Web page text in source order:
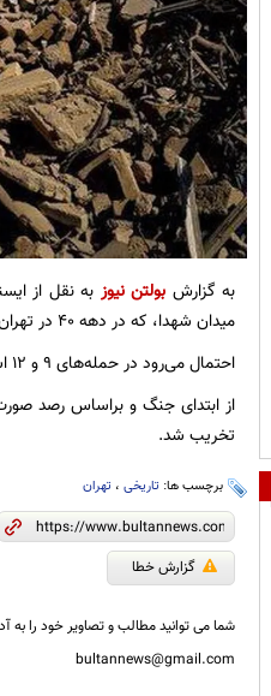
به گزارش بولتن نیوز به نقل از
میدان شهدا، که در دهه ۴۰ در تهران راه‌اندازی شد و روایتگر تاریخ سینمای ایران بود، تخریب شده است.
احتمال می‌رود در حمله‌های ۹ و ۱۲ اسفندماه ۱۴۰۴ نیز دانشگاه افسری امام علی آسیب‌هایی دیده باشد، که هنوز امکان پایش آن وجود ندارد.
از ابتدای جنگ و براساس رصد صورت
تخریب شد.
برچسب ها: تاریخی، تهران
گزارش خطا
شما می توانید مطالب و تصاویر خود را به
bultannews@gmail.com